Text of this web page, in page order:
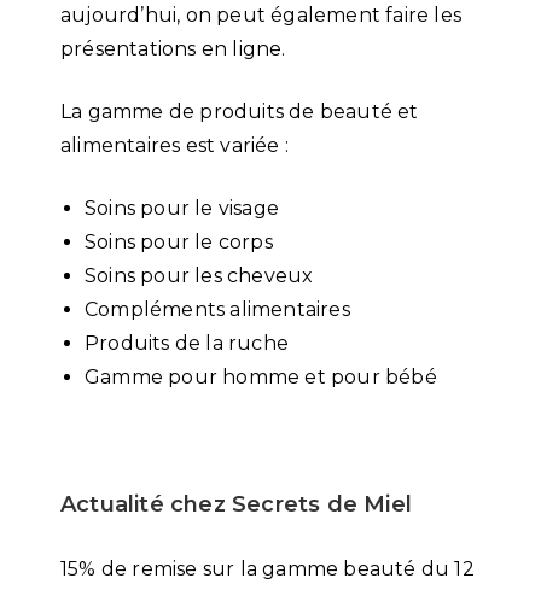
aujourd’hui, on peut également faire les
présentations en ligne.
La gamme de produits de beauté et
alimentaires est variée :
Soins pour le visage
Soins pour le corps
Soins pour les cheveux
Compléments alimentaires
Produits de la ruche
Gamme pour homme et pour bébé
Actualité chez Secrets de Miel
15% de remise sur la gamme beauté du 12